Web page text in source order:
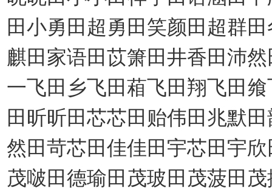
田小勇田超勇田笑颜田超群
麒田家语田苡箫田井香田沛
一飞田乡飞田葙飞田翔飞田
田昕昕田芯芯田贻伟田兆默
然田苛芯田佳佳田宇芯田宇
茂啵田德瑜田茂玻田茂菠田